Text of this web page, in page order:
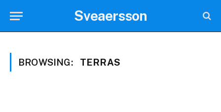
Sveaersson
BROWSING: TERRAS